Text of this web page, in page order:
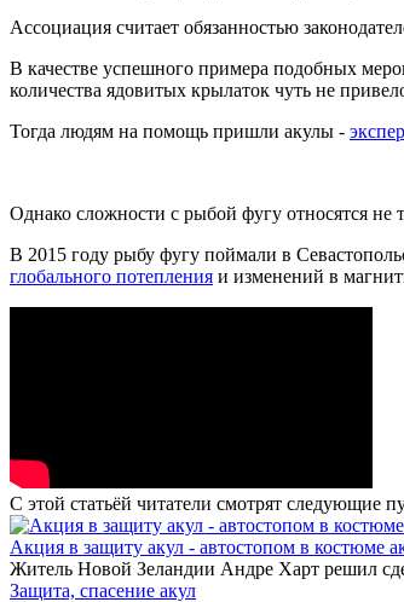
Ассоциация считает обязанностью
В качестве успешного примера подобных
количества ядовитых крылаток чуть не
Тогда людям на помощь пришли акулы -
Однако сложности с рыбой фугу относятся не
В 2015 году рыбу фугу поймали в
глобального потепления и изменений в
С этой статьёй читатели смотрят следующие
Акция в защиту акул - автостопом в костюме
Житель Новой Зеландии Андре Харт решил
Защита, спасение акул